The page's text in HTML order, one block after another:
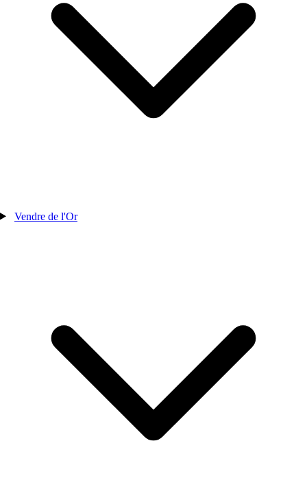
Vendre de l'Or